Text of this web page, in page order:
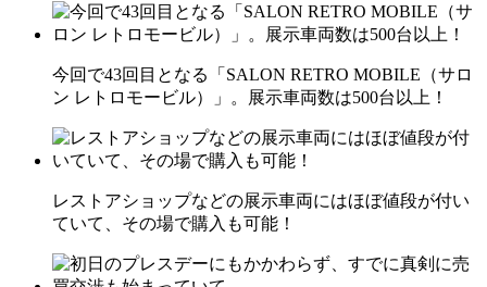
今回で43回目となる「SALON RETRO MOBILE（サロ
ン レトロモービル）」。展示車両数は500台以上！
レストアショップなどの展示車両にはほぼ値段が付い
ていて、その場で購入も可能！